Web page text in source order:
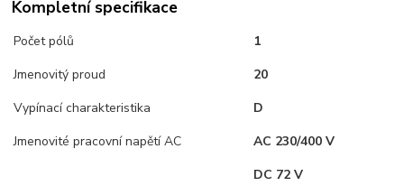
Kompletní specifikace
Počet pólů
1
Jmenovitý proud
20
Vypínací charakteristika
D
Jmenovité pracovní napětí AC
AC 230/400 V
DC 72 V